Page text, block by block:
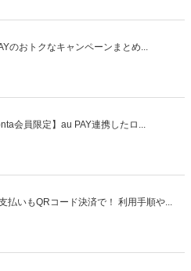
のおトクなキャンペーンまとめ...
会員限定】au PAY連携したロ...
払いもQRコード決済で！ 利用手順や...